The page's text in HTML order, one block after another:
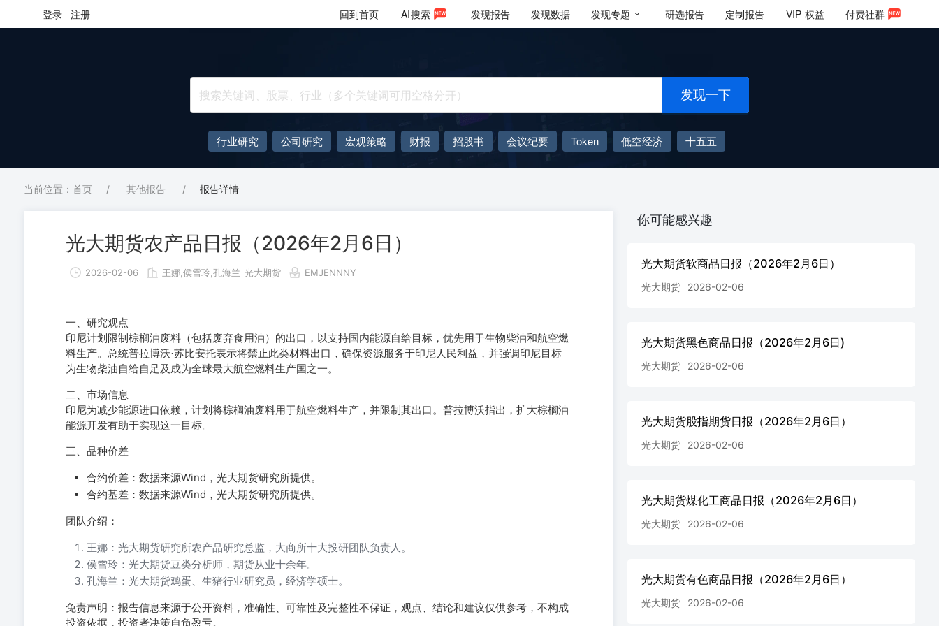
登录 注册 回到首页 AI搜索 发现报告 发现数据 发现专题 研选报告 定制报告 VIP 权益 付费社群
发现一下
行业研究 公司研究 宏观策略 财报 招股书 会议纪要 Token 低空经济
十五五
AIGC
大模型
当前位置：首页 / 其他报告 / 报告详情
光大期货农产品日报（2026年2月6日）
2026-02-06 王娜,侯雪玲,孔海兰 光大期货 EMJENNNY
一、研究观点
印尼计划限制棕榈油废料（包括废弃食用油）的出口，以支持国内能源自给目标，优先用于生物柴油和航空燃
料生产。总统普拉博沃·苏比安托表示将禁止此类材料出口，确保资源服务于印尼人民利益，并强调印尼目标
为生物柴油自给自足及成为全球最大航空燃料生产国之一。
二、市场信息
印尼为减少能源进口依赖，计划将棕榈油废料用于航空燃料生产，并限制其出口。普拉博沃指出，扩大棕榈油
能源开发有助于实现这一目标。
三、品种价差
合约价差：数据来源Wind，光大期货研究所提供。
合约基差：数据来源Wind，光大期货研究所提供。
团队介绍：
王娜：光大期货研究所农产品研究总监，大商所十大投研团队负责人。
侯雪玲：光大期货豆类分析师，期货从业十余年。
孔海兰：光大期货鸡蛋、生猪行业研究员，经济学硕士。
免责声明：报告信息来源于公开资料，准确性、可靠性及完整性不保证，观点、结论和建议仅供参考，不构成
投资依据，投资者决策自负盈亏。
你可能感兴趣
光大期货软商品日报（2026年2月6日）
光大期货 2026-02-06
光大期货黑色商品日报（2026年2月6日)
光大期货 2026-02-06
光大期货股指期货日报（2026年2月6日）
光大期货 2026-02-06
光大期货煤化工商品日报（2026年2月6日）
光大期货 2026-02-06
光大期货有色商品日报（2026年2月6日）
光大期货 2026-02-06